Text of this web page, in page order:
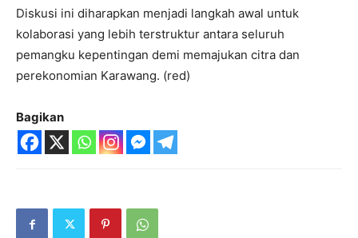
​Diskusi ini diharapkan menjadi langkah awal untuk
kolaborasi yang lebih terstruktur antara seluruh
pemangku kepentingan demi memajukan citra dan
perekonomian Karawang. (red)
Bagikan